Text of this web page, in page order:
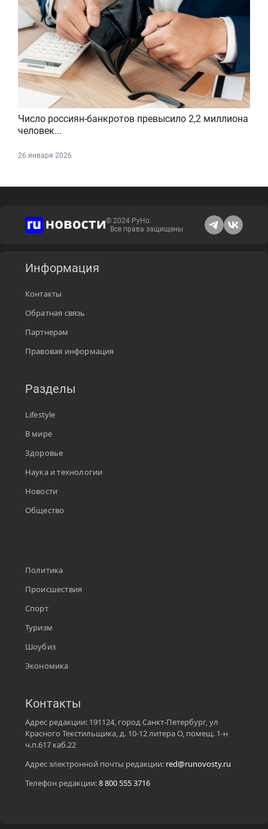
Число россиян-банкротов превысило 2,2 миллиона
человек...
26 января 2026
© 2024 РуНо.
Все права защищены
Информация
Контакты
Обратная связь
Партнерам
Правовая информация
Разделы
Lifestyle
В мире
Здоровье
Наука и технологии
Новости
Общество
Политика
Происшествия
Спорт
Туризм
Шоубиз
Экономика
Контакты
Адрес редакции: 191124, город Санкт-Петербург, ул
Красного Текстильщика, д. 10-12 литера О, помещ. 1-н
ч.п.617 каб.22
Адрес электронной почты редакции: red@runovosty.ru
Телефон редакции:8 800 555 3716